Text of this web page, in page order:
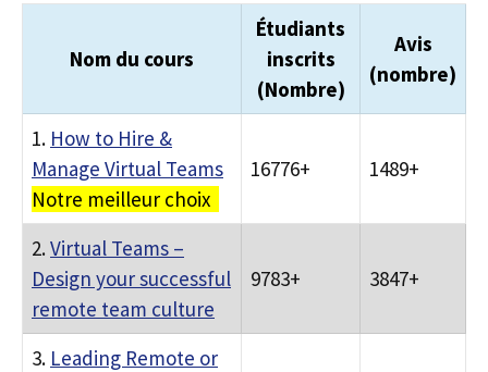
Nom du cours
Étudiants
inscrits
(Nombre)
Avis
(nombre)
1. How to Hire &
Manage Virtual Teams
Notre meilleur choix
16776+ 1489+
2.Virtual Teams –
Design your successful
remote team culture
9783+ 3847+
3. Leading Remote or